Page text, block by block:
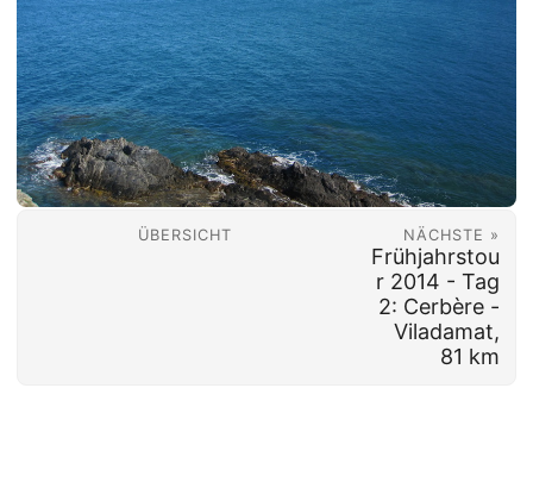
ÜBERSICHT NÄCHSTE »
Frühjahrstou
r 2014 - Tag
2: Cerbère -
Viladamat,
81 km